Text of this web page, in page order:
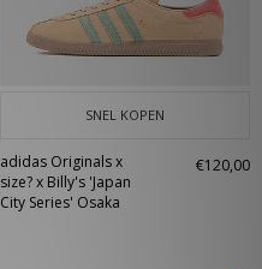
SNEL KOPEN
adidas Originals x
size? x Billy's 'Japan
City Series' Osaka
€120,00